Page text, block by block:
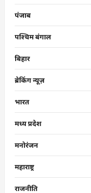
पंजाब
पश्चिम बंगाल
बिहार
ब्रेकिंग न्यूज़
भारत
मध्य प्रदेश
मनोरंजन
महाराष्ट्र
राजनीति